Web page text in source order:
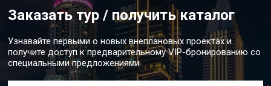
Заказать тур / получить каталог
Узнавайте первыми о новых внеплановых проектах и
получите доступ к предварительному VIP-бронированию со
специальными предложениями